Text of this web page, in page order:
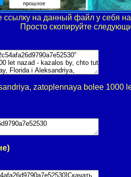
ссылку на данный файл у себя
Просто скопируйте
zatoplennaya bolee 1000